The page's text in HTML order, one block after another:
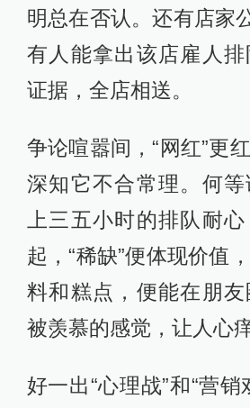
明总在否认。还有店家
有人能拿出该店雇人
证据，全店相送。
争论喧嚣间，“网红”更
深知它不合常理。何
上三五小时的排队耐
起，“稀缺”便体现价值
料和糕点，便能在朋
被羡慕的感觉，让人
好一出“心理战”和“营销